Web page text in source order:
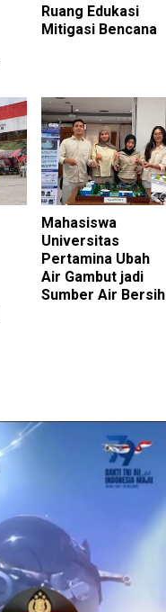
Ruang Edukasi
Mitigasi Bencana
Mahasiswa
Universitas
Pertamina Ubah
Air Gambut jadi
Sumber Air Bersih